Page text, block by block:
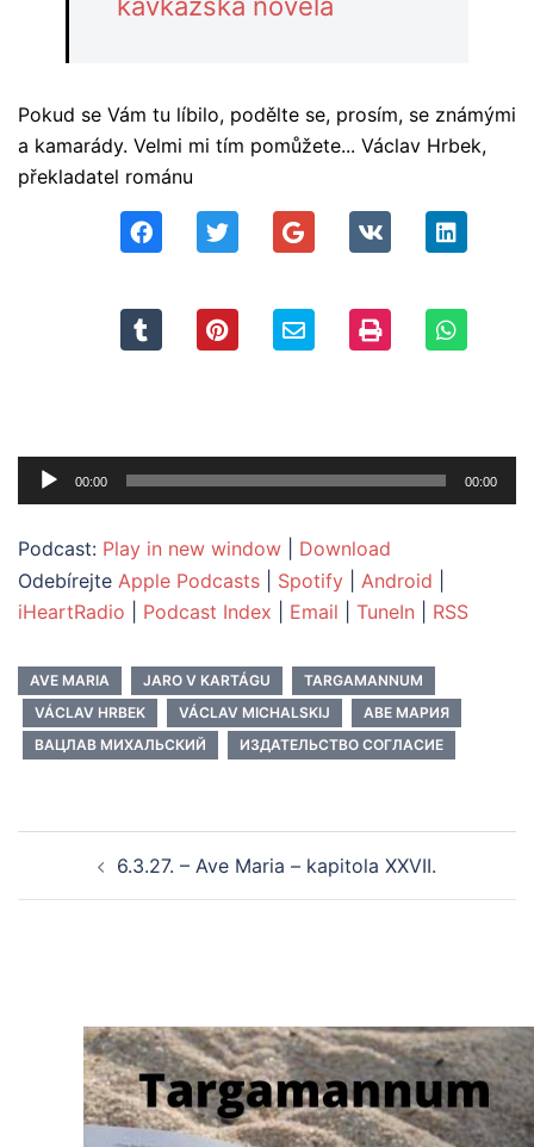
Pokud se Vám tu líbilo, podělte se, prosím, se známými
a kamarády. Velmi mi tím pomůžete... Václav Hrbek,
překladatel románu
Audio
přehrávač
00:00 00:00
Podcast: Play in new window
Download
Odebírejte Apple Podcasts Spotify Android
iHeartRadio
Podcast Index Email TuneIn RSS
AVE MARIA JARO V KARTÁGU
TARGAMANNUM
VÁCLAV HRBEK
VÁCLAV MICHALSKIJ
АВЕ МАРИЯ
ВАЦЛАВ МИХАЛЬСКИЙ
ИЗДАТЕЛЬСТВО СОГЛАСИЕ
navigation6.3.27. – Ave Maria – kapitola XXVII.